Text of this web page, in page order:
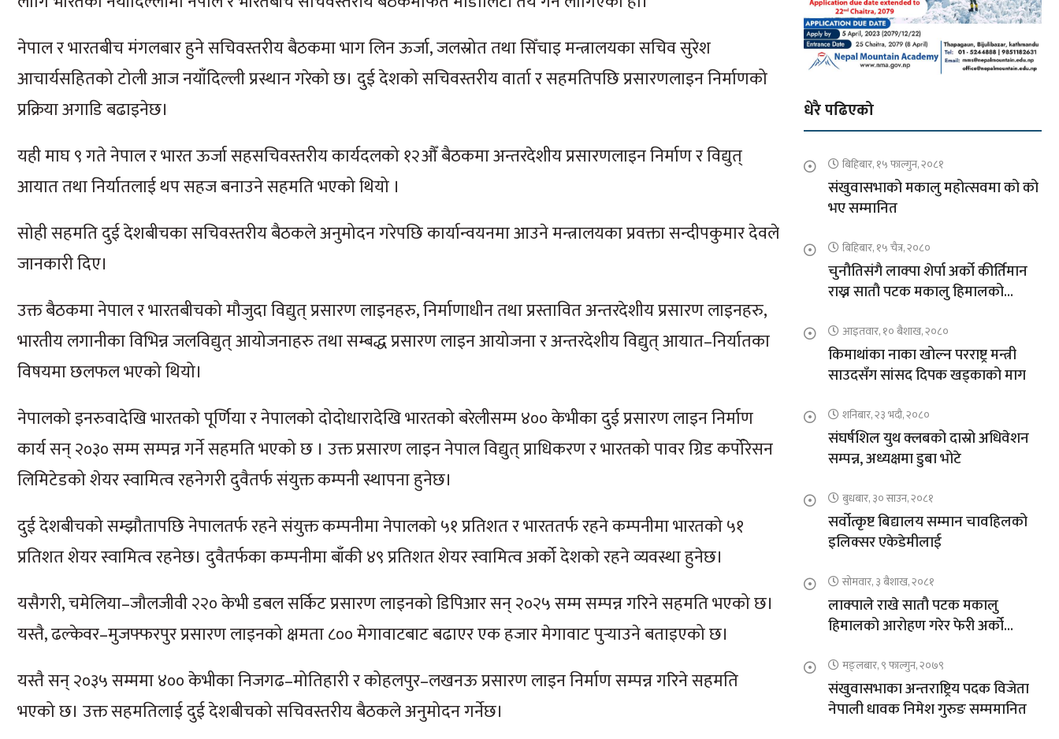
नेपाल र भारतबीच मंगलबार हुने सचिवस्तरीय बैठकमा भाग लिन ऊर्जा, जलस्रोत तथा सिँचाइ मन्त्रालयका सचिव सुरेश
आचार्यसहितको टोली आज नयाँदिल्ली प्रस्थान गरेको छ। दुई देशको सचिवस्तरीय वार्ता र सहमतिपछि प्रसारणलाइन निर्माणको
प्रक्रिया अगाडि बढाइनेछ।
यही माघ ९ गते नेपाल र भारत ऊर्जा सहसचिवस्तरीय कार्यदलको १२औँ बैठकमा अन्तरदेशीय प्रसारणलाइन निर्माण र विद्युत्
आयात तथा निर्यातलाई थप सहज बनाउने सहमति भएको थियो ।
सोही सहमति दुई देशबीचका सचिवस्तरीय बैठकले अनुमोदन गरेपछि कार्यान्वयनमा आउने मन्त्रालयका प्रवक्ता सन्दीपकुमार देवले
जानकारी दिए।
उक्त बैठकमा नेपाल र भारतबीचको मौजुदा विद्युत् प्रसारण लाइनहरु, निर्माणाधीन तथा प्रस्तावित अन्तरदेशीय प्रसारण लाइनहरु,
भारतीय लगानीका विभिन्न जलविद्युत् आयोजनाहरु तथा सम्बद्ध प्रसारण लाइन आयोजना र अन्तरदेशीय विद्युत् आयात–निर्यातका
विषयमा छलफल भएको थियो।
नेपालको इनरुवादेखि भारतको पूर्णिया र नेपालको दोदोधारादेखि भारतको बरेलीसम्म ४०० केभीका दुई प्रसारण लाइन निर्माण
कार्य सन् २०३० सम्म सम्पन्न गर्ने सहमति भएको छ । उक्त प्रसारण लाइन नेपाल विद्युत् प्राधिकरण र भारतको पावर ग्रिड कर्पोरेसन
लिमिटेडको शेयर स्वामित्व रहनेगरी दुवैतर्फ संयुक्त कम्पनी स्थापना हुनेछ।
दुई देशबीचको सम्झौतापछि नेपालतर्फ रहने संयुक्त कम्पनीमा नेपालको ५१ प्रतिशत र भारततर्फ रहने कम्पनीमा भारतको ५१
प्रतिशत शेयर स्वामित्व रहनेछ। दुवैतर्फका कम्पनीमा बाँकी ४९ प्रतिशत शेयर स्वामित्व अर्को देशको रहने व्यवस्था हुनेछ।
यसैगरी, चमेलिया–जौलजीवी २२० केभी डबल सर्किट प्रसारण लाइनको डिपिआर सन् २०२५ सम्म सम्पन्न गरिने सहमति भएको छ।
यस्तै, ढल्केवर–मुजफ्फरपुर प्रसारण लाइनको क्षमता ८०० मेगावाटबाट बढाएर एक हजार मेगावाट पुर्‍याउने बताइएको छ।
यस्तै सन् २०३५ सम्ममा ४०० केभीका निजगढ–मोतिहारी र कोहलपुर–लखनऊ प्रसारण लाइन निर्माण सम्पन्न गरिने सहमति
भएको छ। उक्त सहमतिलाई दुई देशबीचको सचिवस्तरीय बैठकले अनुमोदन गर्नेछ।
धेरै पढिएको
बिहिबार, १५ फाल्गुन, २०८१
संखुवासभाको मकालु महोत्सवमा को को
भए सम्मानित
बिहिबार, १५ चैत्र, २०८०
चुनौतिसंगै लाक्पा शेर्पा अर्को कीर्तिमान
राख्न सातौ पटक मकालु हिमालको
आइतवार, १० बैशाख, २०८०
किमाथांका नाका खोल्न परराष्ट्र मन्त्री
साउदसँग सांसद दिपक खड्काको माग
शनिबार, २३ भदौ, २०८०
संघर्षशिल युथ क्लबको दास्रो अधिवेशन
सम्पन्न, अध्यक्षमा डुबा भोटे
बुधबार, ३० साउन, २०८१
सर्वोत्कृष्ट बिद्यालय सम्मान चावहिलको
इलिक्सर एकेडेमीलाई
सोमवार, ३ बैशाख, २०८१
लाक्पाले राखे सातौ पटक मकालु
हिमालको आरोहण गरेर फेरी अर्को
मङ्लबार, ९ फाल्गुन, २०७९
संखुवासभाका अन्तराष्ट्रिय पदक विजेता
नेपाली धावक निमेश गुरुङ सम्ममानित